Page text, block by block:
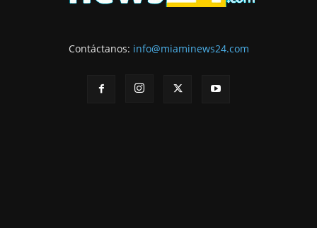
Contáctanos: info@miaminews24.com